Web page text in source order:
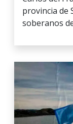
provincia de
soberanos